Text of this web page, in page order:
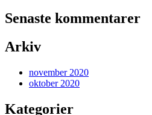
Senaste kommentarer
Arkiv
november 2020
oktober 2020
Kategorier